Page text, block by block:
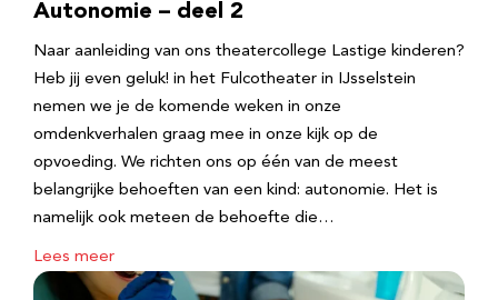
Autonomie – deel 2
Naar aanleiding van ons theatercollege Lastige kinderen?
Heb jij even geluk! in het Fulcotheater in IJsselstein
nemen we je de komende weken in onze
omdenkverhalen graag mee in onze kijk op de
opvoeding. We richten ons op één van de meest
belangrijke behoeften van een kind: autonomie. Het is
namelijk ook meteen de behoefte die…
Lees meer